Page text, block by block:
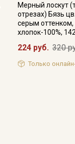
Мерный лоскут
отрезах) Бязь
серым
хлопок-100%,
224 руб. 320
Только